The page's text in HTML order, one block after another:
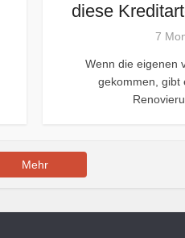
diese
7
Wenn die eigenen
gekommen, gibt
Mehr